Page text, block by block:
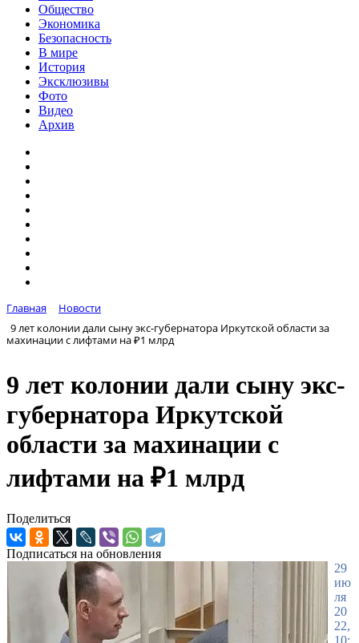
Общество
Экономика
Безопасность
В мире
История
Эксклюзивы
Фото
Видео
Архив
Главная
Новости
9 лет колонии дали сыну экс-губернатора Иркутской области за
махинации с лифтами на ₽1 млрд
9 лет колонии дали сыну экс-
губернатора Иркутской
области за махинации с
лифтами на ₽1 млрд
Поделиться
Подписаться на обновления
29
ию
ля
20
22,
10: